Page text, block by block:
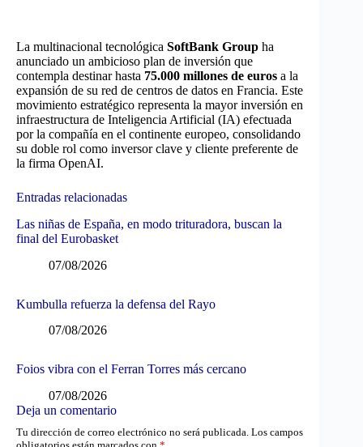
La multinacional tecnológica SoftBank Group ha
anunciado un ambicioso plan de inversión que
contempla destinar hasta 75.000 millones de euros a la
expansión de su red de centros de datos en Francia. Este
movimiento estratégico representa la mayor inversión en
infraestructura de Inteligencia Artificial (IA) efectuada
por la compañía en el continente europeo, consolidando
su doble rol como inversor clave y cliente preferente de
la firma OpenAI.
Entradas relacionadas
Las niñas de España, en modo trituradora, buscan la
final del Eurobasket
07/08/2026
Kumbulla refuerza la defensa del Rayo
07/08/2026
Foios vibra con el Ferran Torres más cercano
07/08/2026
Deja un comentario
Tu dirección de correo electrónico no será publicada. Los campos